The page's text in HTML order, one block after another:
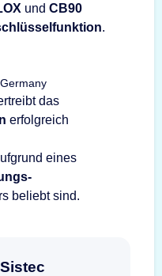
und CB90
.
das
erfolgreich
eines
beliebt sind.